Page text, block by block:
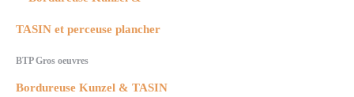
BTP Gros oeuvres
Bordureuse Kunzel & TASIN